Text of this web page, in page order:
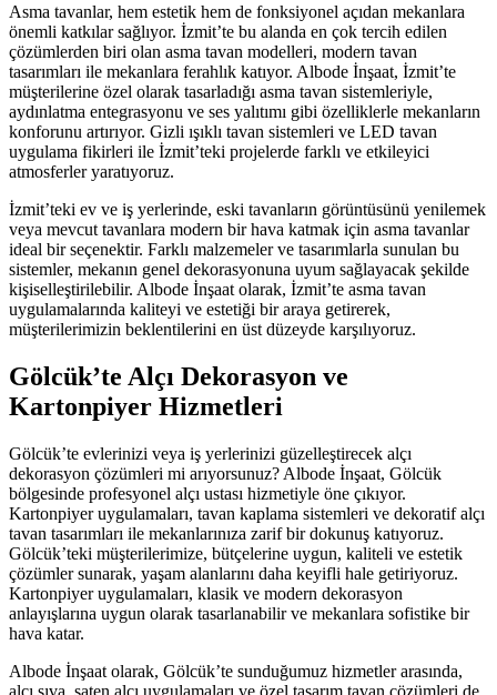
Asma tavanlar, hem estetik hem de fonksiyonel açıdan mekanlara
önemli katkılar sağlıyor. İzmit’te bu alanda en çok tercih edilen
çözümlerden biri olan asma tavan modelleri, modern tavan
tasarımları ile mekanlara ferahlık katıyor. Albode İnşaat, İzmit’te
müşterilerine özel olarak tasarladığı asma tavan sistemleriyle,
aydınlatma entegrasyonu ve ses yalıtımı gibi özelliklerle mekanların
konforunu artırıyor. Gizli ışıklı tavan sistemleri ve LED tavan
uygulama fikirleri ile İzmit’teki projelerde farklı ve etkileyici
atmosferler yaratıyoruz.
İzmit’teki ev ve iş yerlerinde, eski tavanların görüntüsünü yenilemek
veya mevcut tavanlara modern bir hava katmak için asma tavanlar
ideal bir seçenektir. Farklı malzemeler ve tasarımlarla sunulan bu
sistemler, mekanın genel dekorasyonuna uyum sağlayacak şekilde
kişiselleştirilebilir. Albode İnşaat olarak, İzmit’te asma tavan
uygulamalarında kaliteyi ve estetiği bir araya getirerek,
müşterilerimizin beklentilerini en üst düzeyde karşılıyoruz.
Gölcük’te Alçı Dekorasyon ve
Kartonpiyer Hizmetleri
Gölcük’te evlerinizi veya iş yerlerinizi güzelleştirecek alçı
dekorasyon çözümleri mi arıyorsunuz? Albode İnşaat, Gölcük
bölgesinde profesyonel alçı ustası hizmetiyle öne çıkıyor.
Kartonpiyer uygulamaları, tavan kaplama sistemleri ve dekoratif alçı
tavan tasarımları ile mekanlarınıza zarif bir dokunuş katıyoruz.
Gölcük’teki müşterilerimize, bütçelerine uygun, kaliteli ve estetik
çözümler sunarak, yaşam alanlarını daha keyifli hale getiriyoruz.
Kartonpiyer uygulamaları, klasik ve modern dekorasyon
anlayışlarına uygun olarak tasarlanabilir ve mekanlara sofistike bir
hava katar.
Albode İnşaat olarak, Gölcük’te sunduğumuz hizmetler arasında,
alçı sıva, saten alçı uygulamaları ve özel tasarım tavan çözümleri de